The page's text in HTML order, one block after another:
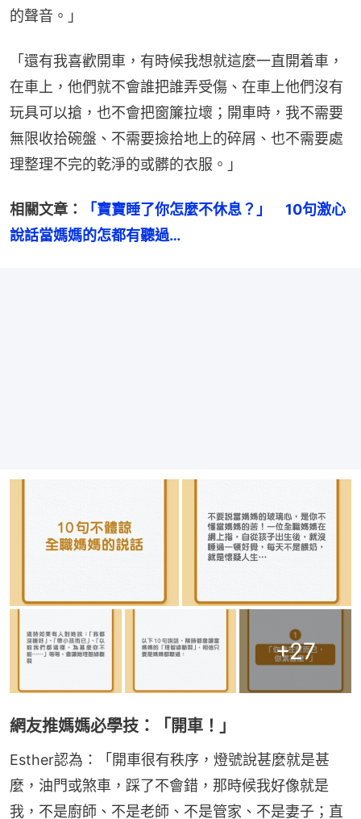
的聲音。」
「還有我喜歡開車，有時候我想就這麼一直開着車，
在車上，他們就不會誰把誰弄受傷、在車上他們沒有
玩具可以搶，也不會把窗簾拉壞；開車時，我不需要
無限收拾碗盤、不需要撿拾地上的碎屑、也不需要處
理整理不完的乾淨的或髒的衣服。」
相關文章：
「寶寶睡了你怎麼不休息？」　10句激心
說話當媽媽的怎都有聽過…
+27
網友推媽媽必學技：「開車！」
Esther認為：「開車很有秩序，燈號說甚麼就是甚
麼，油門或煞車，踩了不會錯，那時候我好像就是
我，不是廚師、不是老師、不是管家、不是妻子；直